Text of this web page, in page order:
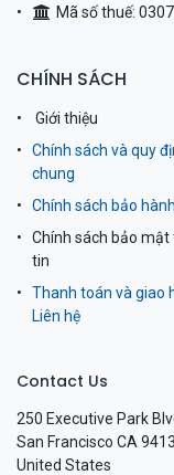
Mã số thuế:
CHÍNH SÁCH
Giới thiệu
Chính sách và quy
chung
Chính sách bảo hành
Chính sách bảo mật
tin
Thanh toán và giao
Liên hệ
Contact Us
250 Executive Park
San Francisco CA
United States